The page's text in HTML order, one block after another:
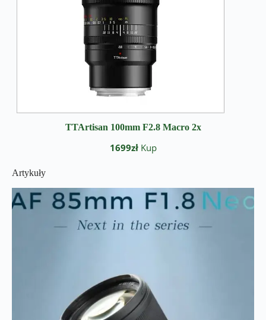
TTArtisan 100mm F2.8 Macro 2x
1699złKup
Artykuły